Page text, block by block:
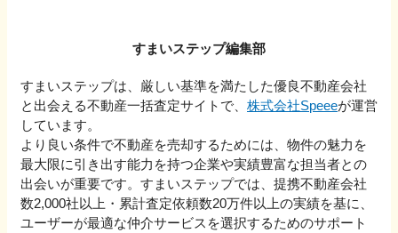
すまいステップ編集部
すまいステップは、厳しい基準を満たした優良不動産会社
と出会える不動産一括査定サイトで、 株式会社Speeeが運営
しています。
より良い条件で不動産を売却するためには、物件の魅力を
最大限に引き出す能力を持つ企業や実績豊富な担当者との
出会いが重要です。すまいステップでは、提携不動産会社
数2,000社以上・累計査定依頼数20万件以上の実績を基に、
ユーザーが最適な仲介サービスを選択するためのサポート